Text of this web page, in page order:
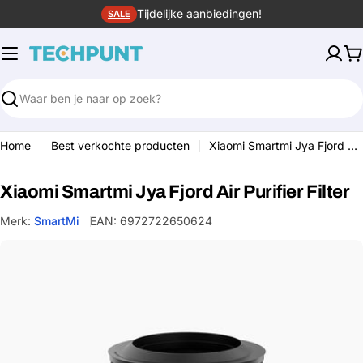
naar
inhoud
SALE Tijdelijke aanbiedingen!
Zoeken
Home Best verkochte producten Xiaomi Smartmi Jya Fjord Air Purifier Filter
Xiaomi Smartmi Jya Fjord Air Purifier Filter
Merk: SmartMi EAN: 6972722650624